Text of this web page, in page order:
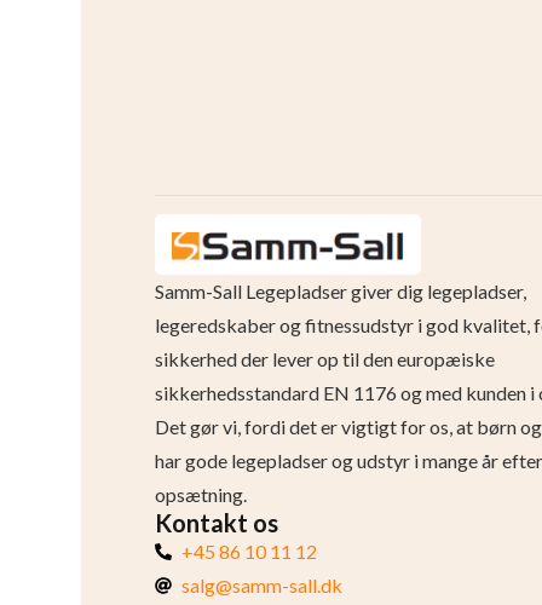
Samm-Sall Legepladser giver dig legepladser,
legeredskaber og fitnessudstyr i god kvalitet,
sikkerhed der lever op til den europæiske
sikkerhedsstandard EN 1176 og med kunden i
Det gør vi, fordi det er vigtigt for os, at børn
har gode legepladser og udstyr i mange år efter
opsætning.
Kontakt os
+45 86 10 11 12
salg@samm-sall.dk